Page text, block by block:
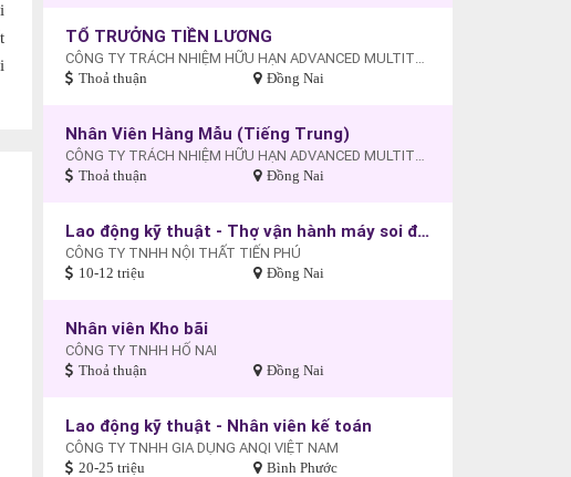
TỔ TRƯỞNG TIỀN LƯƠNG
CÔNG TY TRÁCH NHIỆM HỮU HẠN ADVANCED MULTITECH (VIỆT NAM)
Thoả thuận Đồng Nai
Nhân Viên Hàng Mẫu (Tiếng Trung)
CÔNG TY TRÁCH NHIỆM HỮU HẠN ADVANCED MULTITECH (VIỆT NAM)
Thoả thuận Đồng Nai
Lao động kỹ thuật - Thợ vận hành máy soi định hình gỗ
CÔNG TY TNHH NỘI THẤT TIẾN PHÚ
10-12 triệu Đồng Nai
Nhân viên Kho bãi
CÔNG TY TNHH HỐ NAI
Thoả thuận Đồng Nai
Lao động kỹ thuật - Nhân viên kế toán
CÔNG TY TNHH GIA DỤNG ANQI VIỆT NAM
20-25 triệu Bình Phước